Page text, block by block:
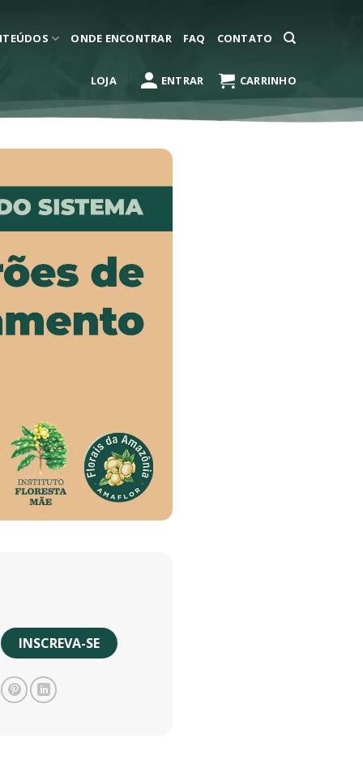
ONDE ENCONTRAR FAQ CONTATO
LOJA ENTRAR CARRINHO
de Alinhamento quantidade